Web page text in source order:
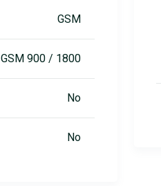
GSM
GSM 900 / 1800
No
No